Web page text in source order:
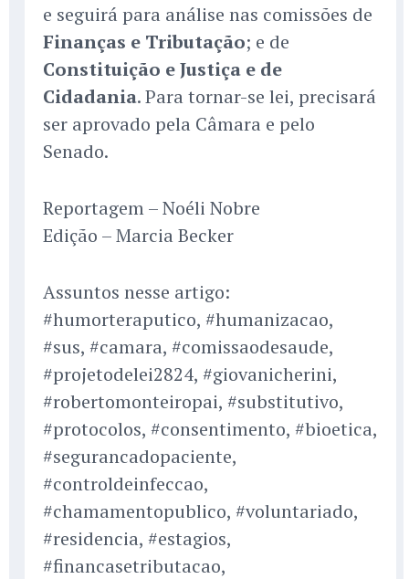
e seguirá para análise nas comissões de
Finanças e Tributação; e de
Constituição e Justiça e de
Cidadania. Para tornar-se lei, precisará
ser aprovado pela Câmara e pelo
Senado.
Reportagem – Noéli Nobre
Edição – Marcia Becker
Assuntos nesse artigo:
#humorteraputico, #humanizacao,
#sus, #camara, #comissaodesaude,
#projetodelei2824, #giovanicherini,
#robertomonteiropai, #substitutivo,
#protocolos, #consentimento, #bioetica,
#segurancadopaciente,
#controldeinfeccao,
#chamamentopublico, #voluntariado,
#residencia, #estagios,
#financasetributacao,